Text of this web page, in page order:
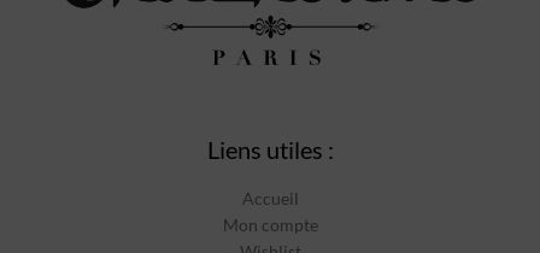
Liens utiles :
Accueil
Mon compte